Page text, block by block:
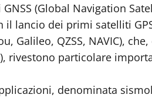
GNSS (Global Navigation
il lancio dei primi satelliti
Galileo, QZSS, NAVIC),
rivestono particolare
denominata